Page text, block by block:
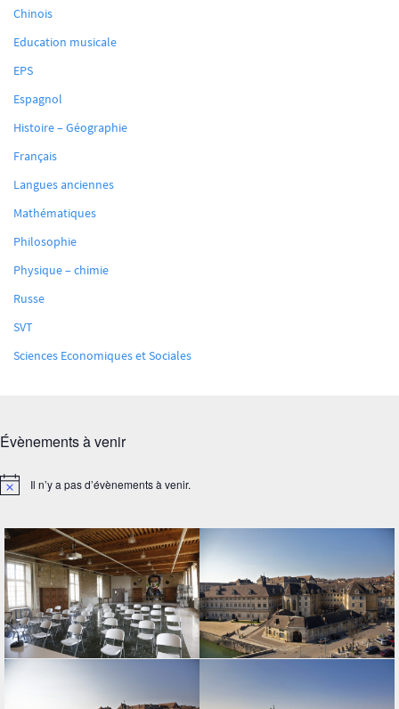
Chinois
Education musicale
EPS
Espagnol
Histoire – Géographie
Français
Langues anciennes
Mathématiques
Philosophie
Physique – chimie
Russe
SVT
Sciences Economiques et Sociales
Évènements à venir
Notice Il n’y a pas d’évènements à venir.